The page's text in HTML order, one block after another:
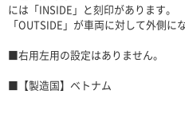
には「INSIDE」と刻印があります。
「OUTSIDE」が車両に対して外側に
■右用左用の設定はありません。
■【製造国】ベトナム